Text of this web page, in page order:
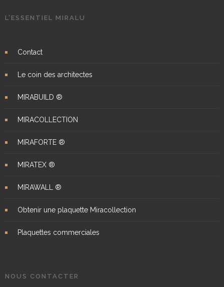
L’ESSENTIEL MIRALU
Contact
Le coin des architectes
MIRABUILD ®
MIRACOLLECTION
MIRAFORTE ®
MIRATEX ®
MIRAWALL ®
Obtenir une plaquette Miracollection
Plaquettes commerciales
NOUS CONTACTER